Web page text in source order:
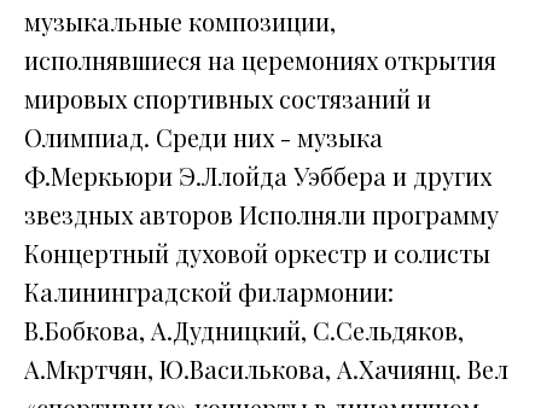
музыкальные композиции,
исполнявшиеся на церемониях открытия
мировых спортивных состязаний и
Олимпиад. Среди них - музыка
Ф.Меркьюри Э.Ллойда Уэббера и других
звездных авторов Исполняли программу
Концертный духовой оркестр и солисты
Калининградской филармонии:
В.Бобкова, А.Дудницкий, С.Сельдяков,
А.Мкртчян, Ю.Василькова, А.Хачиянц. Вел